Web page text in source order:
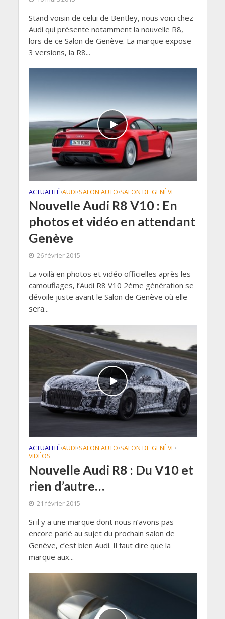
Stand voisin de celui de Bentley, nous voici chez
Audi qui présente notamment la nouvelle R8,
lors de ce Salon de Genève. La marque expose
3 versions, la R8...
ACTUALITÉ•AUDI•SALON AUTO•SALON DE GENÈVE
Nouvelle Audi R8 V10 : En
photos et vidéo en attendant
Genève
26 février 2015
La voilà en photos et vidéo officielles après les
camouflages, l’Audi R8 V10 2ème génération se
dévoile juste avant le Salon de Genève où elle
sera...
ACTUALITÉ•AUDI•SALON AUTO•SALON DE GENÈVE•
VIDÉOS
Nouvelle Audi R8 : Du V10 et
rien d’autre…
21 février 2015
Si il y a une marque dont nous n’avons pas
encore parlé au sujet du prochain salon de
Genève, c’est bien Audi. Il faut dire que la
marque aux...